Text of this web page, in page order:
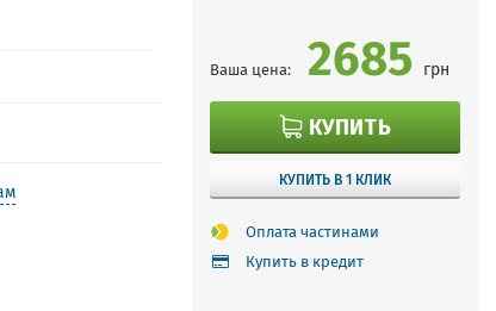
Ваша цена: 2685 грн
КУПИТЬ
КУПИТЬ В 1 КЛИК
Оплата частинами
Купить в кредит